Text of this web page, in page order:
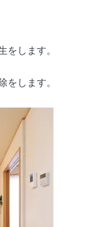
をします。
をします。